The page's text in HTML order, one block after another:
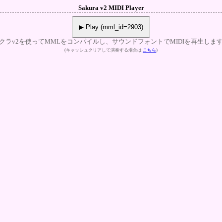
Sakura v2 MIDI Player
▶ Play (mml_id=2903)
ラv2を使ってMMLをコンパイルし、サウンドフォントでMIDIを再生しま
(キャッシュクリアして演奏する場合は こちら)